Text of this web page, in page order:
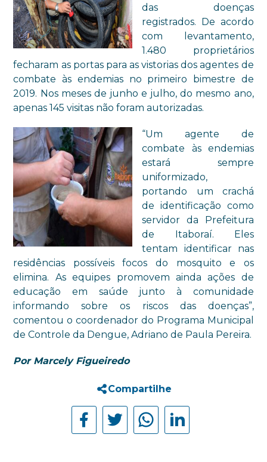
das doenças
registrados. De acordo
com levantamento,
1.480 proprietários
fecharam as portas para as vistorias dos agentes de
combate às endemias no primeiro bimestre de
2019. Nos meses de junho e julho, do mesmo ano,
apenas 145 visitas não foram autorizadas.
“Um agente de
combate às endemias
estará sempre
uniformizado,
portando um crachá
de identificação como
servidor da Prefeitura
de Itaboraí. Eles
tentam identificar nas
residências possíveis focos do mosquito e os
elimina. As equipes promovem ainda ações de
educação em saúde junto à comunidade
informando sobre os riscos das doenças”,
comentou o coordenador do Programa Municipal
de Controle da Dengue, Adriano de Paula Pereira.
Por Marcely Figueiredo
Compartilhe